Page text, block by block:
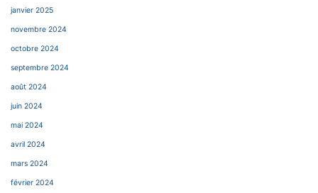
janvier 2025
novembre 2024
octobre 2024
septembre 2024
août 2024
juin 2024
mai 2024
avril 2024
mars 2024
février 2024